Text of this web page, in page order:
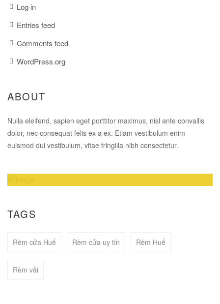
Log in
Entries feed
Comments feed
WordPress.org
ABOUT
Nulla eleifend, sapien eget porttitor maximus, nisl ante convallis
dolor, nec consequat felis ex a ex. Etiam vestibulum enim
euismod dui vestibulum, vitae fringilla nibh consectetur.
BUY NOW
TAGS
Rèm cửa Huế Rèm cửa uy tín Rèm Huế
Rèm vải